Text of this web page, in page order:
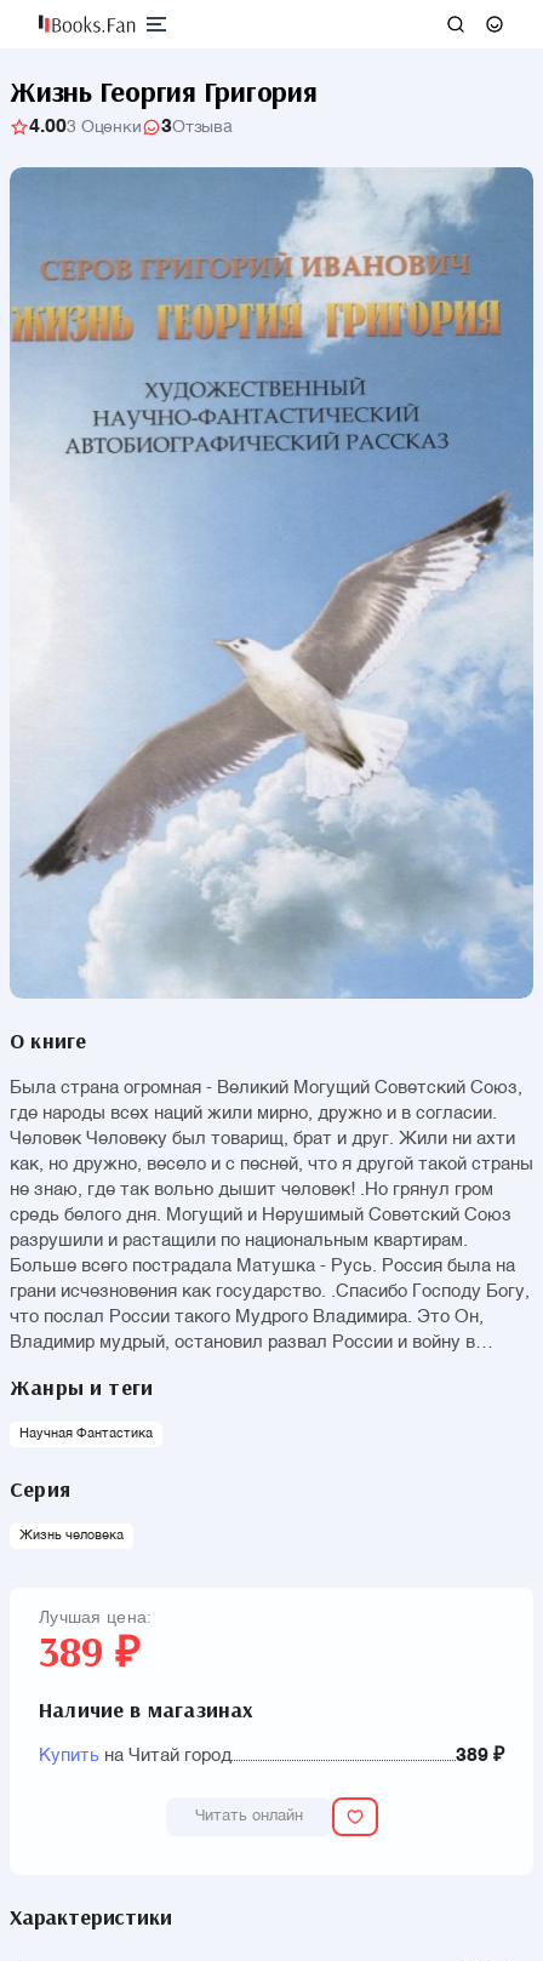
Жизнь Георгия Григория
4.003 Оценки 3Отзыва
О книге
Была страна огромная - Великий Могущий Советский Союз,
где народы всех наций жили мирно, дружно и в согласии.
Человек Человеку был товарищ, брат и друг. Жили ни ахти
как, но дружно, весело и с песней, что я другой такой страны
не знаю, где так вольно дышит человек! .Но грянул гром
средь белого дня. Могущий и Нерушимый Советский Союз
разрушили и растащили по национальным квартирам.
Больше всего пострадала Матушка - Русь. Россия была на
грани исчезновения как государство. .Спасибо Господу Богу,
что послал России такого Мудрого Владимира. Это Он,
Владимир мудрый, остановил развал России и войну в
Силы, вернул Крым в родную гавань, показал силу и мощь в
террористов - игиловцев и освобождению территории
вывел Россию в лидеры мировых держав Честь и хвала
Жанры и теги
Научная Фантастика
Серия
Жизнь человека
Лучшая цена:
389 ₽
Наличие в магазинах
Купить на Читай город 389 ₽
Читать онлайн
Характеристики